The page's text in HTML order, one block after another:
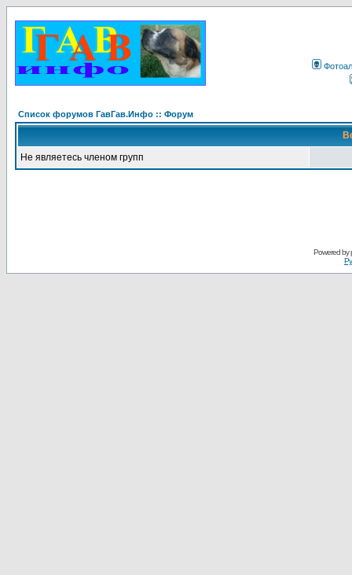
Список форумов ГавГав.Инфо :: Форум
Не являетесь членом групп
Powered by